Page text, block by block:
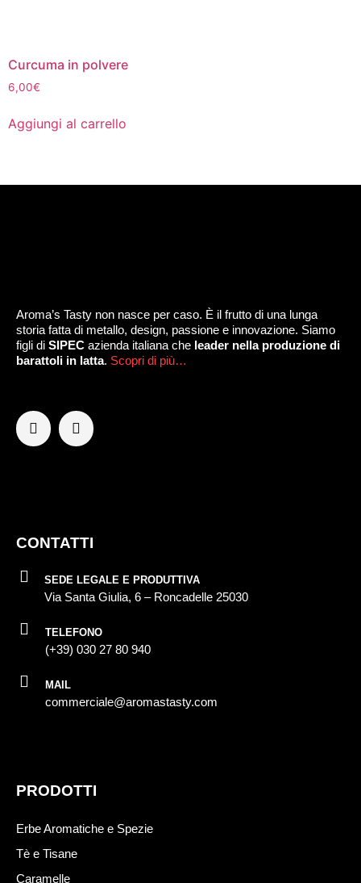
Curcuma in polvere
6,00€
Aggiungi al carrello
Aroma’s Tasty non nasce per caso. È il frutto di una lunga
storia fatta di metallo, design, passione e innovazione. Siamo
figli di SIPEC azienda italiana che leader nella produzione di
barattoli in latta. Scopri di più…
CONTATTI
SEDE LEGALE E PRODUTTIVA
Via Santa Giulia, 6 – Roncadelle 25030
TELEFONO
(+39) 030 27 80 940
MAIL
commerciale@aromastasty.com
PRODOTTI
Erbe Aromatiche e Spezie
Tè e Tisane
Caramelle